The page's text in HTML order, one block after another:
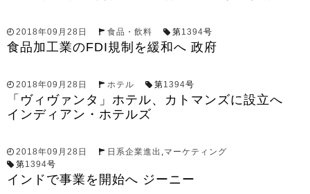
2018年09月28日 食品・飲料 第1394号
食品加工業のFDI規制を緩和へ 政府
2018年09月28日 ホテル 第1394号
「ヴィヴァンタ」ホテル、カトマンズに設立へ
インディアン・ホテルズ
2018年09月28日 日系企業進出 ,マーケティング
第1394号
インドで事業を開始へ ジーニー